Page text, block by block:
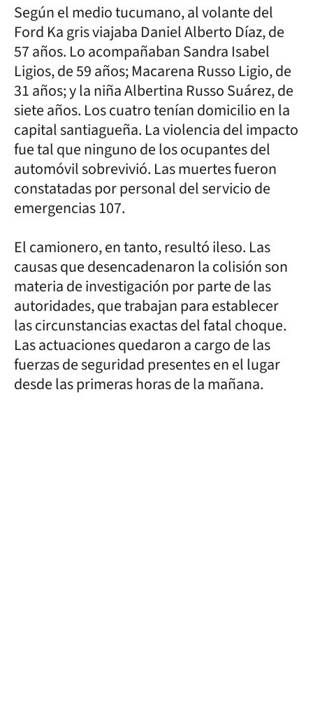
Según el medio tucumano, al volante del
Ford Ka gris viajaba Daniel Alberto Díaz, de
57 años. Lo acompañaban Sandra Isabel
Ligios, de 59 años; Macarena Russo Ligio, de
31 años; y la niña Albertina Russo Suárez, de
siete años. Los cuatro tenían domicilio en la
capital santiagueña. La violencia del impacto
fue tal que ninguno de los ocupantes del
automóvil sobrevivió. Las muertes fueron
constatadas por personal del servicio de
emergencias 107.
El camionero, en tanto, resultó ileso. Las
causas que desencadenaron la colisión son
materia de investigación por parte de las
autoridades, que trabajan para establecer
las circunstancias exactas del fatal choque.
Las actuaciones quedaron a cargo de las
fuerzas de seguridad presentes en el lugar
desde las primeras horas de la mañana.